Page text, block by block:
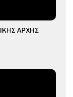
ΑΡΧΗΣ